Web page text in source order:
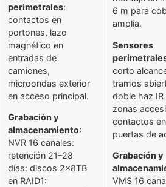
perimetrales:
contactos en
portones, lazo
magnético en
entradas de
camiones,
microondas exterior
en acceso principal.
Grabación y
almacenamiento:
NVR 16 canales:
retención 21–28
días: discos 2x8TB
en RAID1:
6 m para
amplia.
Sensores
corto
tramos
doble haz IR
zonas
contactos en
puertas de
Grabación y
VMS 16